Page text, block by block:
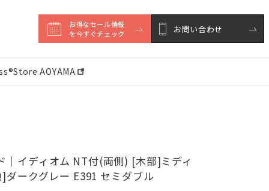
お得なセール情報
を今すぐチェック
お問い合わせ
AOYAMA
｜イディオム NT付(両側) [木部]ミディ
ダークグレー E391 セミダブル